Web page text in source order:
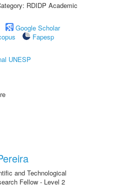
RDIDP Academic
Google Scholar
Fapesp
UNESP
and Technological
Fellow - Level 2